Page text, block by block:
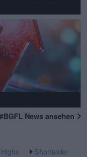
News ansehen
Shortseller